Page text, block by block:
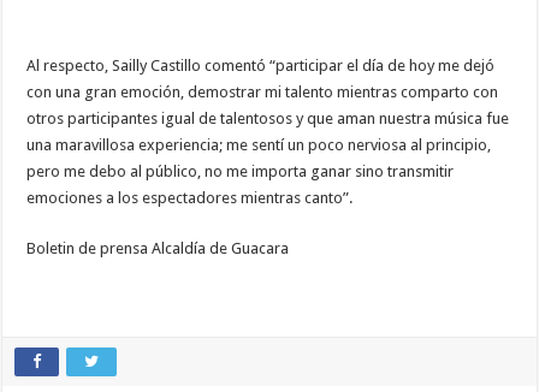
Al respecto, Sailly Castillo comentó “participar el día de hoy me dejó
con una gran emoción, demostrar mi talento mientras comparto con
otros participantes igual de talentosos y que aman nuestra música fue
una maravillosa experiencia; me sentí un poco nerviosa al principio,
pero me debo al público, no me importa ganar sino transmitir
emociones a los espectadores mientras canto”.
Boletin de prensa Alcaldía de Guacara
new
hd